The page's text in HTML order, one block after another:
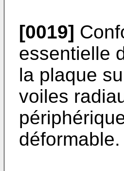
[0019]
essentielle
la plaque
voiles
déformable.